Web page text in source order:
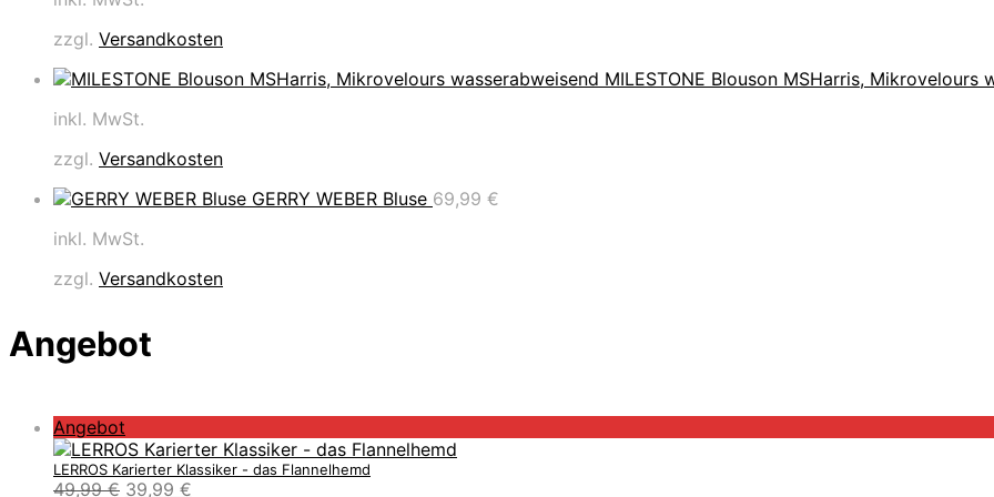
zzgl. Versandkosten
MILESTONE Blouson MSHarris, Mikrovelours
inkl. MwSt.
zzgl. Versandkosten
GERRY WEBER Bluse 69,99 €
inkl. MwSt.
zzgl. Versandkosten
Angebot
Angebot
r
o
d
LERROS Karierter Klassiker - das Flannelhemd
49,99€ U
39,99 €